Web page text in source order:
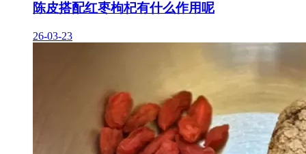
陈皮搭配红枣枸杞有什么作用呢
26-03-23